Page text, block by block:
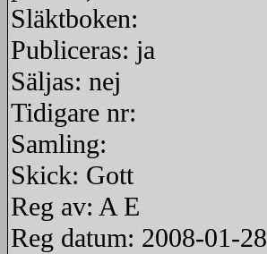
Släktboken:
Publiceras: ja
Säljas: nej
Tidigare nr:
Samling:
Skick: Gott
Reg av: A E
Reg datum: 2008-01-28